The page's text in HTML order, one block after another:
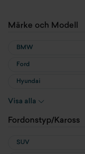
Märke och Modell
BMW
Ford
Hyundai
MINI
Visa alla
Fordonstyp/Kaross
SUV